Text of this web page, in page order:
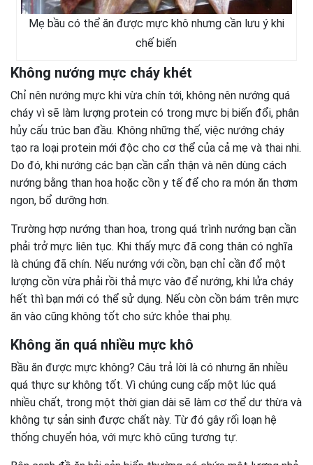
Mẹ bầu có thể ăn được mực khô nhưng cần lưu ý khi
chế biến
Không nướng mực cháy khét
Chỉ nên nướng mực khi vừa chín tới, không nên nướng quá
cháy vì sẽ làm lượng protein có trong mực bị biến đổi, phân
hủy cấu trúc ban đầu. Không những thế, việc nướng cháy
tạo ra loại protein mới độc cho cơ thể của cả mẹ và thai nhi.
Do đó, khi nướng các bạn cần cẩn thận và nên dùng cách
nướng bằng than hoa hoặc cồn y tế để cho ra món ăn thơm
ngon, bổ dưỡng hơn.
Trường hợp nướng than hoa, trong quá trình nướng bạn cần
phải trở mực liên tục. Khi thấy mực đã cong thân có nghĩa
là chúng đã chín. Nếu nướng với cồn, bạn chỉ cần đổ một
lượng cồn vừa phải rồi thả mực vào để nướng, khi lửa cháy
hết thì bạn mới có thể sử dụng. Nếu còn cồn bám trên mực
ăn vào cũng không tốt cho sức khỏe thai phụ.
Không ăn quá nhiều mực khô
Bầu ăn được mực không? Câu trả lời là có nhưng ăn nhiều
quá thực sự không tốt. Vì chúng cung cấp một lúc quá
nhiều chất, trong một thời gian dài sẽ làm cơ thể dư thừa và
không tự sản sinh được chất này. Từ đó gây rối loạn hệ
thống chuyển hóa, với mực khô cũng tương tự.